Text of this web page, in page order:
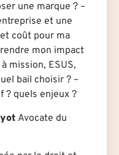
une marque ? –
et une
coût pour ma
mon impact
mission, ESUS,
bail choisir ? –
? quels enjeux ?
Avocate du